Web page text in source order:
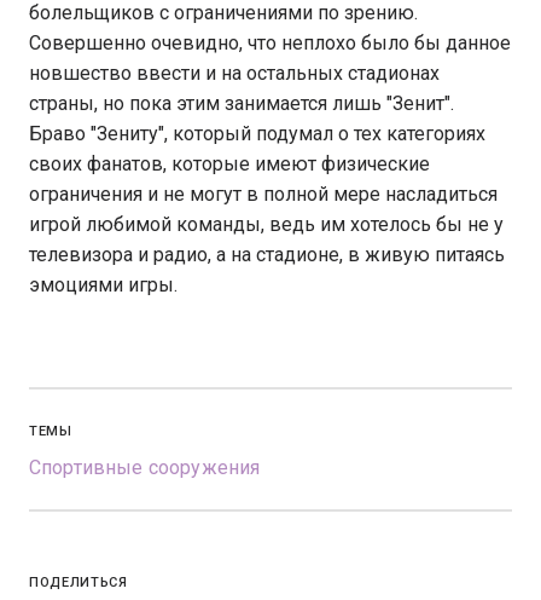
болельщиков с ограничениями по зрению.
Совершенно очевидно, что неплохо было бы данное
новшество ввести и на остальных стадионах
страны, но пока этим занимается лишь "Зенит".
Браво "Зениту", который подумал о тех категориях
своих фанатов, которые имеют физические
ограничения и не могут в полной мере насладиться
игрой любимой команды, ведь им хотелось бы не у
телевизора и радио, а на стадионе, в живую питаясь
эмоциями игры.
ТЕМЫ
Спортивные сооружения
ПОДЕЛИТЬСЯ